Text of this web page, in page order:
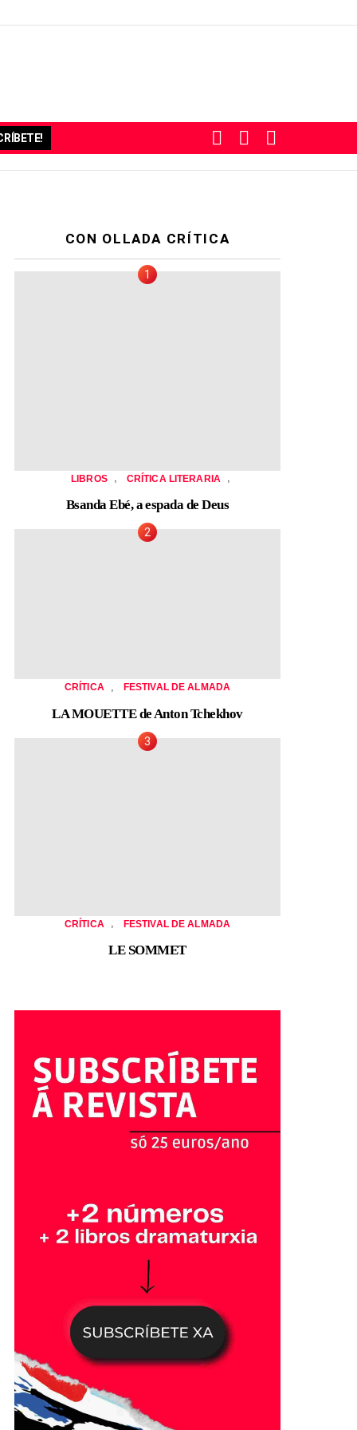
SWITCH
SKIN
BUSCAR
CON OLLADA CRÍTICA
LIBROS , CRÍTICA LITERARIA ,
Bsanda Ebé, a espada de Deus
CRÍTICA FESTIVAL DE ALMADA
LA MOUETTE de Anton Tchekhov
CRÍTICA FESTIVAL DE ALMADA
LE SOMMET